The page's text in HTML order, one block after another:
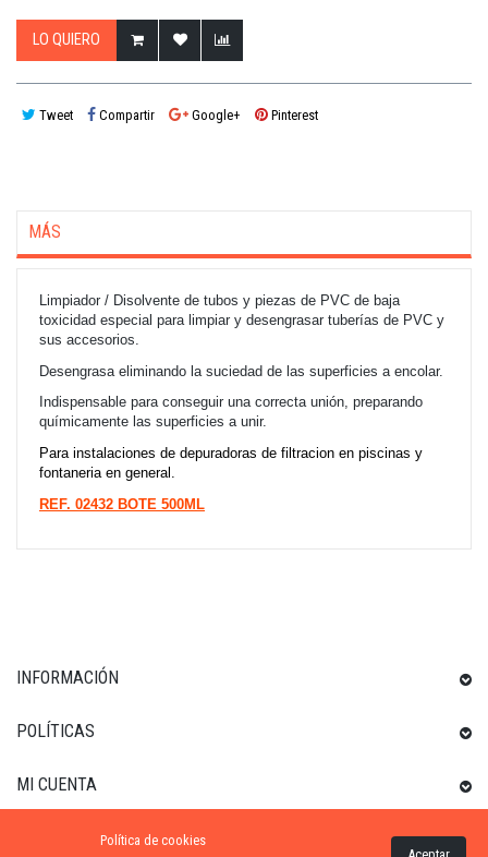
LO QUIERO
Tweet Compartir Google+ Pinterest
MÁS
Limpiador / Disolvente de tubos y piezas de PVC de baja
toxicidad especial para limpiar y desengrasar tuberías de PVC y
sus accesorios.
Desengrasa eliminando la suciedad de las superficies a encolar.
Indispensable para conseguir una correcta unión, preparando
químicamente las superficies a unir.
Para instalaciones de depuradoras de filtracion en piscinas y
fontaneria en general.
REF. 02432 BOTE 500ML
INFORMACIÓN
POLÍTICAS
MI CUENTA
INFORMACIÓN SOBRE LA TIENDA
Política de cookies